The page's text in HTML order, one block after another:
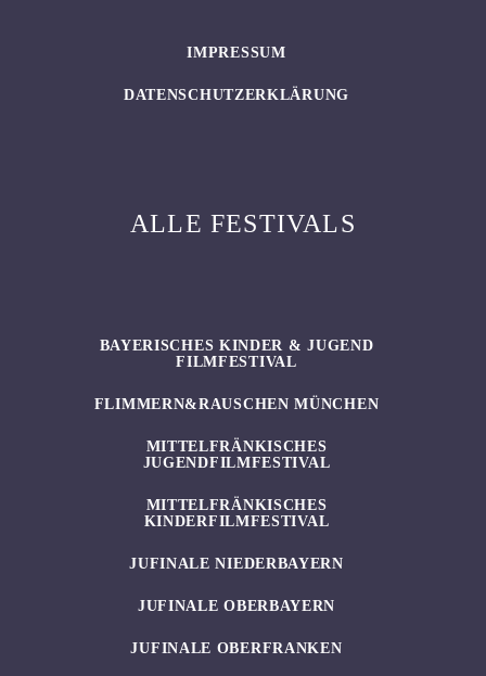
IMPRESSUM
DATENSCHUTZERKLÄRUNG
ALLE FESTIVALS
BAYERISCHES KINDER & JUGEND
FILMFESTIVAL
FLIMMERN&RAUSCHEN MÜNCHEN
MITTELFRÄNKISCHES
JUGENDFILMFESTIVAL
MITTELFRÄNKISCHES
KINDERFILMFESTIVAL
JUFINALE NIEDERBAYERN
JUFINALE OBERBAYERN
JUFINALE OBERFRANKEN